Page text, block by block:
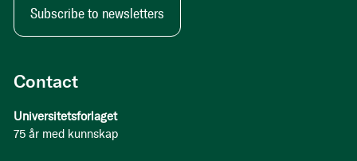
Contact
Universitetsforlaget
75 år med kunnskap
Subscribe to newsletters